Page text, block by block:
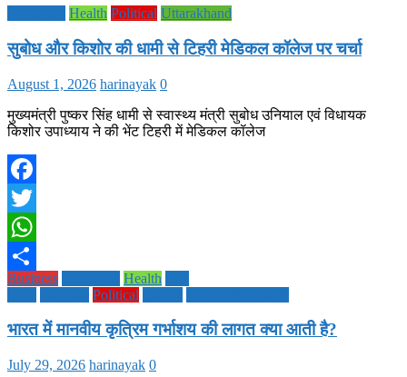
Health Political Uttarakhand
सुबोध और किशोर की धामी से टिहरी मेडिकल कॉलेज पर चर्चा
August 1, 2026 harinayak 0
मुख्यमंत्री पुष्कर सिंह धामी से स्वास्थ्य मंत्री सुबोध उनियाल एवं विधायक
किशोर उपाध्याय ने की भेंट टिहरी में मेडिकल कॉलेज
Facebook
Twitter
WhatsApp
Share
Business Health
Political
भारत में मानवीय कृत्रिम गर्भाशय की लागत क्या आती है?
July 29, 2026 harinayak 0